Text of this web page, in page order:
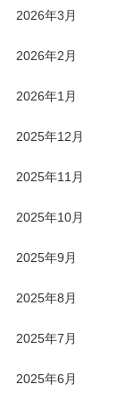
2026年3月
2026年2月
2026年1月
2025年12月
2025年11月
2025年10月
2025年9月
2025年8月
2025年7月
2025年6月